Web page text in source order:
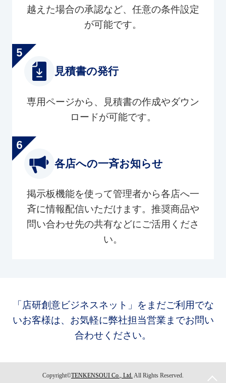
越えた場合の承認など、任意の条件設定
が可能です。
見積書の発行
専用ページから、見積書の作成やダウン
ロードが可能です。
各店への一斉お知らせ
掲示板機能を使って管理者から各店へ一
斉に情報配信いただけます。推奨商品や
問い合わせ先の共有などにご活用くださ
い。
「店研創意ビジネスネット」をまだご利用でな
いお客様は、お気軽に弊社担当営業までお問い
合わせください。
Copyright©TENKENSOUI Co., Ltd. All Rights Reserved.